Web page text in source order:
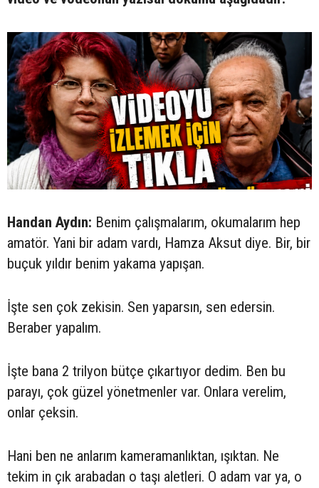
Handan Aydın: Benim çalışmalarım, okumalarım hep
amatör. Yani bir adam vardı, Hamza Aksut diye. Bir, bir
buçuk yıldır benim yakama yapışan.
İşte sen çok zekisin. Sen yaparsın, sen edersin.
Beraber yapalım.
İşte bana 2 trilyon bütçe çıkartıyor dedim. Ben bu
parayı, çok güzel yönetmenler var. Onlara verelim,
onlar çeksin.
Hani ben ne anlarım kameramanlıktan, ışıktan. Ne
tekim in çık arabadan o taşı aletleri. O adam var ya, o